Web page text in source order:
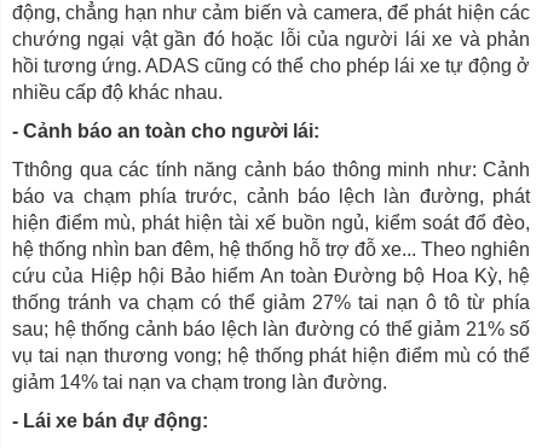
động, chẳng hạn như cảm biến và camera, để phát hiện các
chướng ngại vật gần đó hoặc lỗi của người lái xe và phản
hồi tương ứng. ADAS cũng có thể cho phép lái xe tự động ở
nhiều cấp độ khác nhau.
- Cảnh báo an toàn cho người lái:
Tthông qua các tính năng cảnh báo thông minh như: Cảnh
báo va chạm phía trước, cảnh báo lệch làn đường, phát
hiện điểm mù, phát hiện tài xế buồn ngủ, kiểm soát đổ đèo,
hệ thống nhìn ban đêm, hệ thống hỗ trợ đỗ xe... Theo nghiên
cứu của Hiệp hội Bảo hiểm An toàn Đường bộ Hoa Kỳ, hệ
thống tránh va chạm có thể giảm 27% tai nạn ô tô từ phía
sau; hệ thống cảnh báo lệch làn đường có thể giảm 21% số
vụ tai nạn thương vong; hệ thống phát hiện điểm mù có thể
giảm 14% tai nạn va chạm trong làn đường.
- Lái xe bán đự động: